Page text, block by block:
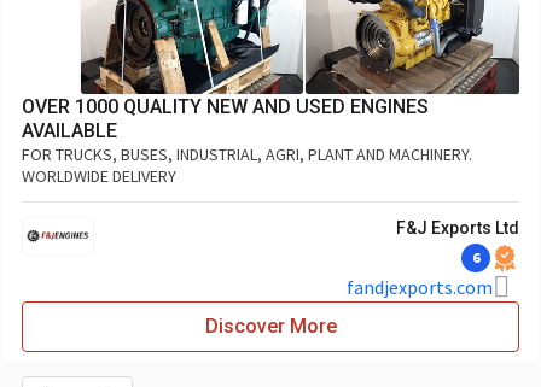
OVER 1000 QUALITY NEW AND USED ENGINES
AVAILABLE
FOR TRUCKS, BUSES, INDUSTRIAL, AGRI, PLANT AND MACHINERY.
WORLDWIDE DELIVERY
F&J Exports Ltd
6
fandjexports.com
Discover More